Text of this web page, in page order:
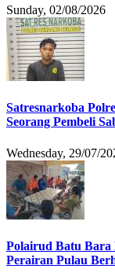
Sunday, 02/08/2026
Satresnarkoba
Seorang Pembeli
Wednesday, 29/07/
Polairud Batu Bara
Perairan Pulau